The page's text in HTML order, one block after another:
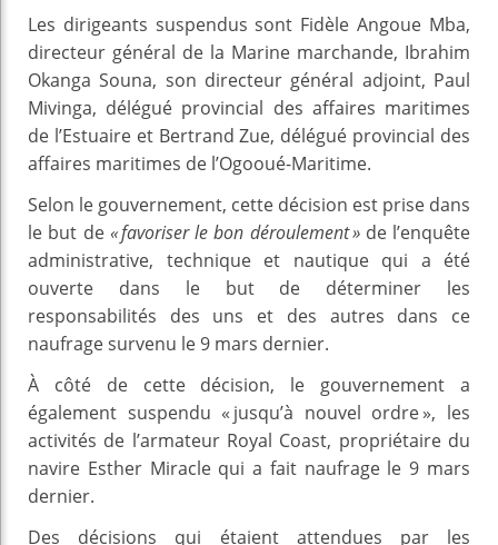
Les dirigeants suspendus sont Fidèle Angoue Mba,
directeur général de la Marine marchande, Ibrahim
Okanga Souna, son directeur général adjoint, Paul
Mivinga, délégué provincial des affaires maritimes
de l’Estuaire et Bertrand Zue, délégué provincial des
affaires maritimes de l’Ogooué-Maritime.
Selon le gouvernement, cette décision est prise dans
le but de « favoriser le bon déroulement » de l’enquête
administrative, technique et nautique qui a été
ouverte dans le but de déterminer les
responsabilités des uns et des autres dans ce
naufrage survenu le 9 mars dernier.
À côté de cette décision, le gouvernement a
également suspendu « jusqu’à nouvel ordre », les
activités de l’armateur Royal Coast, propriétaire du
navire Esther Miracle qui a fait naufrage le 9 mars
dernier.
Des décisions qui étaient attendues par les